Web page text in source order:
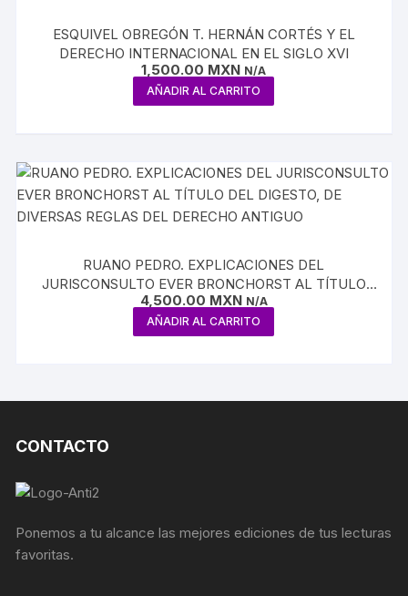
ESQUIVEL OBREGÓN T. HERNÁN CORTÉS Y EL
DERECHO INTERNACIONAL EN EL SIGLO XVI
1,500.00 MXN N/A
AÑADIR AL CARRITO
RUANO PEDRO. EXPLICACIONES DEL
JURISCONSULTO EVER BRONCHORST AL TÍTULO
DEL DIGESTO, DE DIVERSAS REGLAS DEL DERECHO
ANTIGUO
4,500.00 MXN N/A
AÑADIR AL CARRITO
CONTACTO
Ponemos a tu alcance las mejores ediciones de tus lecturas
favoritas.